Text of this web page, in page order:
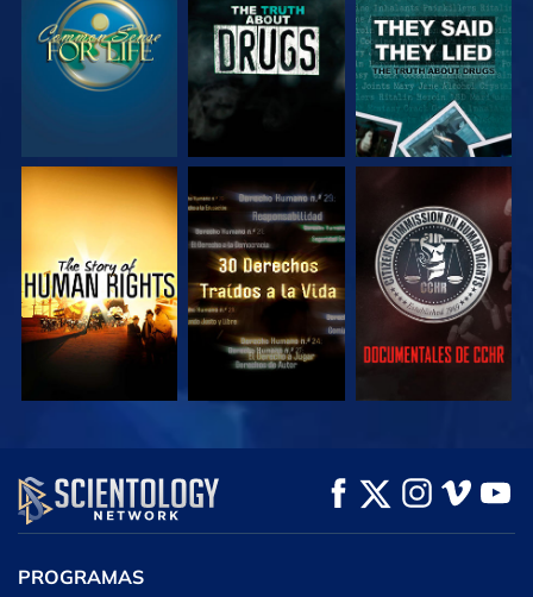
VE VE VE
VE
EXPLORA LAS
SERIES
PROGRAMAS